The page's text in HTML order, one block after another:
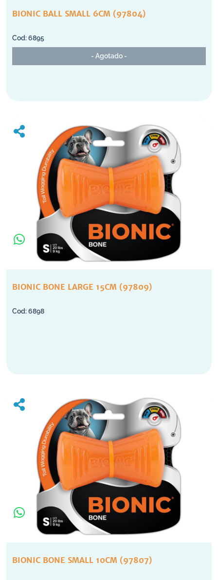
BIONIC BALL SMALL 6CM (97804)
6895
- Agotado -
BIONIC BONE LARGE 15CM (97809)
6898
BIONIC BONE SMALL 10CM (97807)